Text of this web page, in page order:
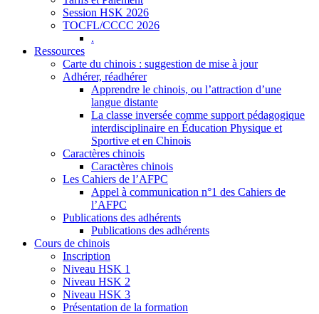
Session HSK 2026
TOCFL/CCCC 2026
.
Ressources
Carte du chinois : suggestion de mise à jour
Adhérer, réadhérer
Apprendre le chinois, ou l’attraction d’une
langue distante
La classe inversée comme support pédagogique
interdisciplinaire en Éducation Physique et
Sportive et en Chinois
Caractères chinois
Caractères chinois
Les Cahiers de l’AFPC
Appel à communication n°1 des Cahiers de
l’AFPC
Publications des adhérents
Publications des adhérents
Cours de chinois
Inscription
Niveau HSK 1
Niveau HSK 2
Niveau HSK 3
Présentation de la formation